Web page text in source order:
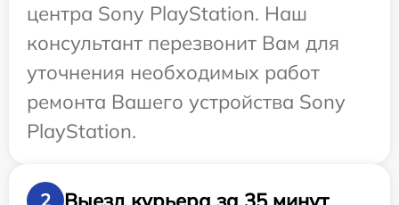
центра Sony PlayStation. Наш
консультант перезвонит Вам для
уточнения необходимых работ
ремонта Вашего устройства Sony
PlayStation.
2